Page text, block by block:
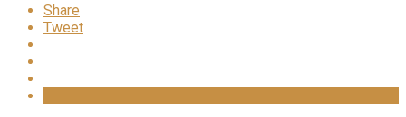
Share
Tweet